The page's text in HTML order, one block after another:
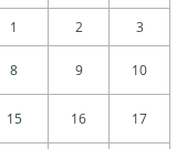
1 2 3
8 9 10
15 16 17